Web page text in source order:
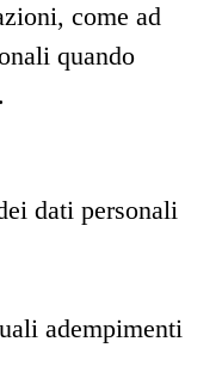
come ad
quando
dati personali
adempimenti